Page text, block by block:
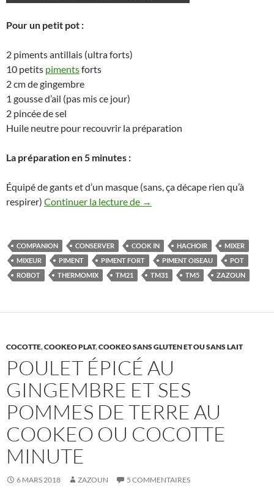
Pour un petit pot :
2 piments antillais (ultra forts)
10 petits pimentsforts
2 cm de gingembre
1 gousse d’ail (pas mis ce jour)
2 pincée de sel
Huile neutre pour recouvrir la préparation
La préparation en 5 minutes :
Équipé de gants et d’un masque (sans, ça décape rien qu’à
respirer) Continuer la lecture de Petit pot de piment antillais
→
COMPANION CONSERVER COOK IN HACHOIR
MIXER
MIXEUR
PIMENT PIMENT FORT PIMENT OISEAU
POT
ROBOT
THERMOMIX TM21 TM31 TM5 ZAZOUN
COCOTTE,COOKEO PLAT,COOKEO SANS GLUTEN ET OU SANS LAIT
POULET ÉPICÉ AU
GINGEMBRE ET SES
POMMES DE TERRE AU
COOKEO OU COCOTTE
MINUTE
6 MARS 2018 ZAZOUN 5 COMMENTAIRES